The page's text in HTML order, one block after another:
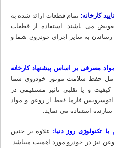
کارخانه: تمام قطعات ارائه شده به
می باشند. استفاده از قطعات
به سایر اجرای خودروی شما و
مصرفی بر اساس پیشنهاد کارخانه
حفظ سلامت موتور خودروی شما
و یا تقلبی تاثیر مستقیمی در
فارما فقط از روغن و مواد
استفاده می نماید.
تکنولوژی روز دنیا: علاوه بر جنس
نیز در خودرو مورد اهمیت میباشد.